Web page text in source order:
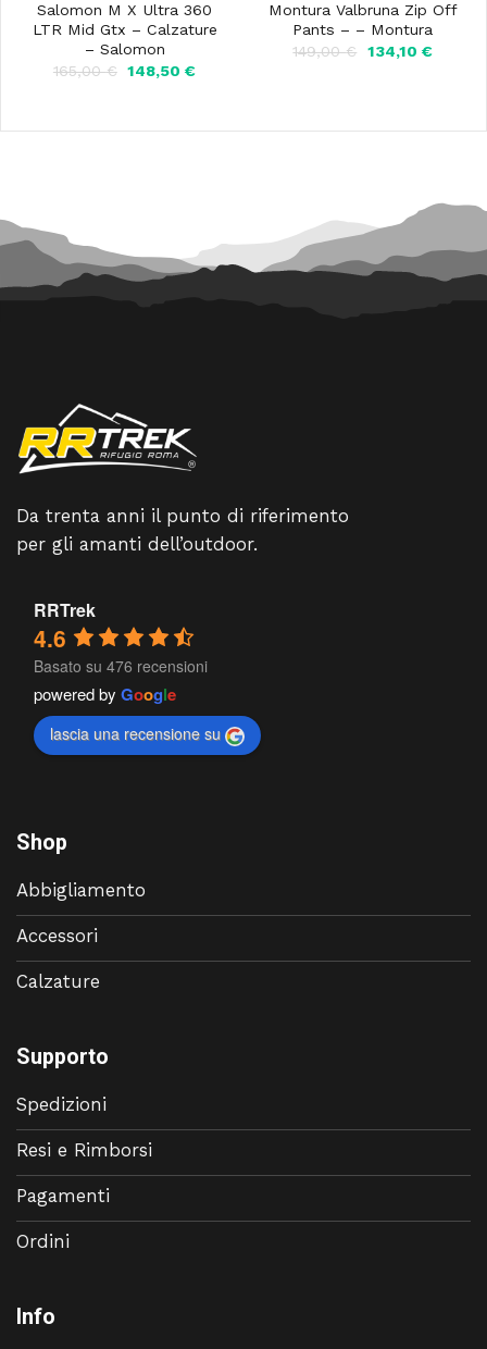
Salomon M X Ultra 360
LTR Mid Gtx – Calzature
– Salomon
165,00€ Il
165,00 €.
148,50€Il
148,50 €.
Montura Valbruna Zip Off
Pants – – Montura
149,00€
Il
134,10 €Il
Da trenta anni il punto di riferimento
per gli amanti dell’outdoor.
RRTrek
4.6
Basato su 476 recensioni
powered by Google
lascia una recensione su
Shop
Abbigliamento
Accessori
Calzature
Supporto
Spedizioni
Resi e Rimborsi
Pagamenti
Ordini
Info